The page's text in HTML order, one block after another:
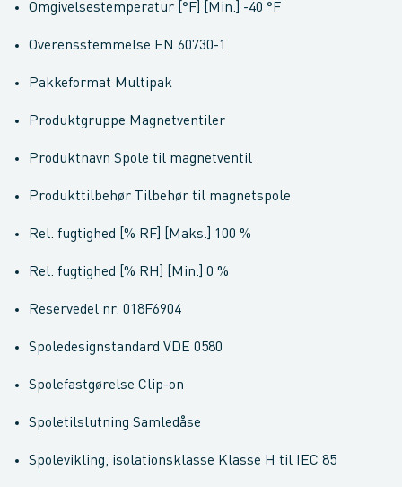
Omgivelsestemperatur [°F] [Min.] -40 °F
Overensstemmelse EN 60730-1
Pakkeformat Multipak
Produktgruppe Magnetventiler
Produktnavn Spole til magnetventil
Produkttilbehør Tilbehør til magnetspole
Rel. fugtighed [% RF] [Maks.] 100 %
Rel. fugtighed [% RH] [Min.] 0 %
Reservedel nr. 018F6904
Spoledesignstandard VDE 0580
Spolefastgørelse Clip-on
Spoletilslutning Samledåse
Spolevikling, isolationsklasse Klasse H til IEC 85